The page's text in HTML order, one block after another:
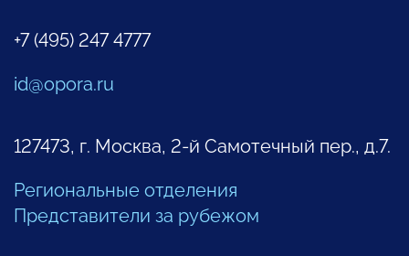
+7 (495) 247 4777
id@opora.ru
127473, г. Москва, 2-й Самотечный пер., д.7.
Региональные отделения
Представители за рубежом